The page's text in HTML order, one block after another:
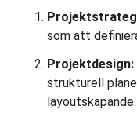
som att
Projektdesign:
strukturell
layoutskapande.